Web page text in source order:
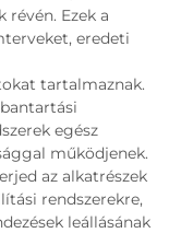
révén. Ezek a
eredeti
tartalmaznak.
egész
működjenek.
az alkatrészek
rendszerekre,
leállásának